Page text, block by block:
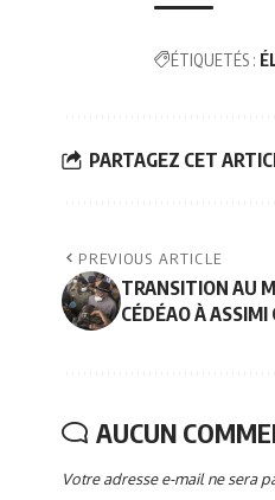
ÉTIQUETÉS :
PARTAGEZ CET
PREVIOUS ARTICLE
TRANSITION AU
CÉDÉAO À ASSIMI
AUCUN
Votre adresse e-mail ne sera